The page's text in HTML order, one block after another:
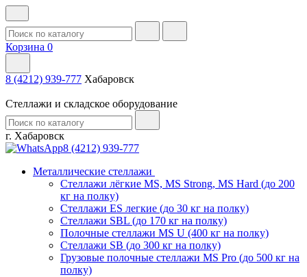
Корзина 0
8 (4212) 939-777 Хабаровск
Стеллажи и складское оборудование
г. Хабаровск
8 (4212) 939-777
Металлические стеллажи
Стеллажи лёгкие MS, MS Strong, MS Hard (до 200
кг на полку)
Стеллажи ES легкие (до 30 кг на полку)
Стеллажи SBL (до 170 кг на полку)
Полочные стеллажи MS U (400 кг на полку)
Стеллажи SB (до 300 кг на полку)
Грузовые полочные стеллажи MS Pro (до 500 кг на
полку)